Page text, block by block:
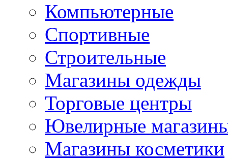
Компьютерные
Спортивные
Строительные
Магазины одежды
Торговые центры
Ювелирные
Магазины косметики